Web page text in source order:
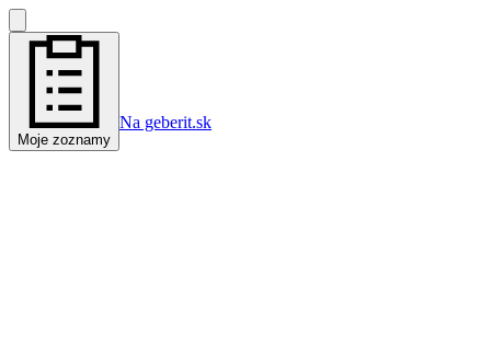
Moje zoznamy
Na geberit.sk